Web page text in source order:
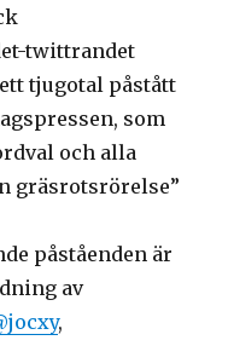
twittrandet
tjugotal påstått
som
och alla
gräsrotsrörelse”
påståenden är
av
,